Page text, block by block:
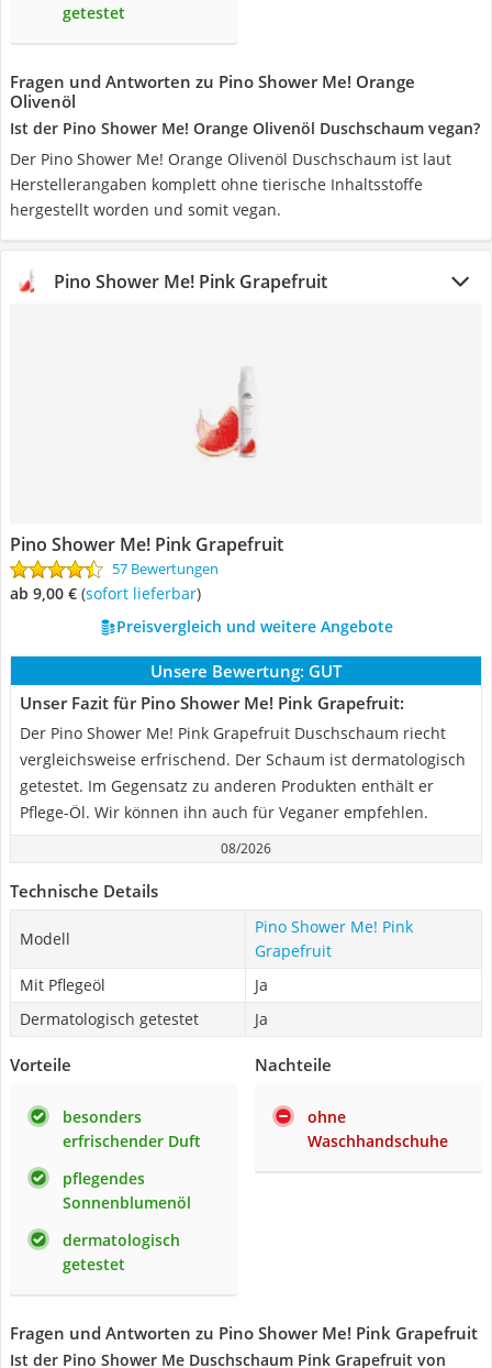
getestet
Fragen und Antworten zu Pino Shower Me! Orange
Olivenöl
Ist der Pino Shower Me! Orange Olivenöl Duschschaum vegan?
Der Pino Shower Me! Orange Olivenöl Duschschaum ist laut
Herstellerangaben komplett ohne tierische Inhaltsstoffe
hergestellt worden und somit vegan.
Pino Shower Me! Pink Grapefruit
Pino Shower Me! Pink Grapefruit
57 Bewertungen
ab 9,00 € ( Sofort lieferbar)
Preisvergleich und weitere Angebote
Unsere Bewertung: GUT
Unser Fazit für Pino Shower Me! Pink Grapefruit:
Der Pino Shower Me! Pink Grapefruit Duschschaum riecht
vergleichsweise erfrischend. Der Schaum ist dermatologisch
getestet. Im Gegensatz zu anderen Produkten enthält er
Pflege-Öl. Wir können ihn auch für Veganer empfehlen.
08/2026
Technische Details
Modell
Pino Shower Me! Pink
Grapefruit
Mit Pflegeöl
Ja
Dermatologisch getestet
Ja
Vorteile
besonders
erfrischender Duft
pflegendes
Sonnenblumenöl
dermatologisch
getestet
Nachteile
ohne
Waschhandschuhe
Fragen und Antworten zu Pino Shower Me! Pink Grapefruit
Ist der Pino Shower Me Duschschaum Pink Grapefruit von